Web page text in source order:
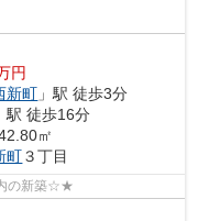
円
新町 」駅 徒歩3分
駅 徒歩16分
㎡
町３丁目
内の新築☆★